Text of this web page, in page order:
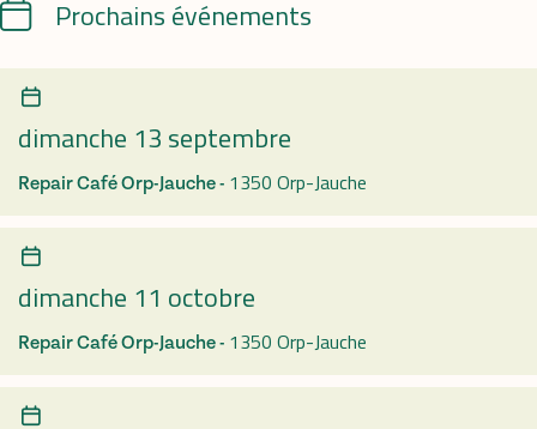
CalendrierProchains événements
dimanche 13 septembre
Repair Café Orp-Jauche - 1350 Orp-Jauche
dimanche 11 octobre
Repair Café Orp-Jauche - 1350 Orp-Jauche